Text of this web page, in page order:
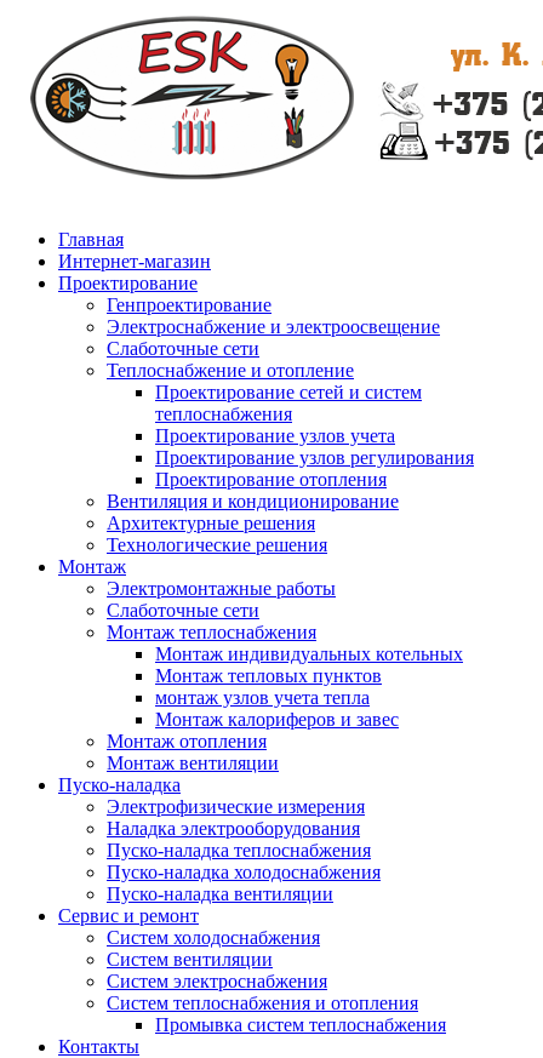
Главная
Интернет-магазин
Проектирование
Генпроектирование
Электроснабжение и электроосвещение
Слаботочные сети
Теплоснабжение и отопление
Проектирование сетей и систем
теплоснабжения
Проектирование узлов учета
Проектирование узлов регулирования
Проектирование отопления
Вентиляция и кондиционирование
Архитектурные решения
Технологические решения
Монтаж
Электромонтажные работы
Слаботочные сети
Монтаж теплоснабжения
Монтаж индивидуальных котельных
Монтаж тепловых пунктов
монтаж узлов учета тепла
Монтаж калориферов и завес
Монтаж отопления
Монтаж вентиляции
Пуско-наладка
Электрофизические измерения
Наладка электрооборудования
Пуско-наладка теплоснабжения
Пуско-наладка холодоснабжения
Пуско-наладка вентиляции
Сервис и ремонт
Систем холодоснабжения
Систем вентиляции
Систем электроснабжения
Систем теплоснабжения и отопления
Промывка систем теплоснабжения
Контакты